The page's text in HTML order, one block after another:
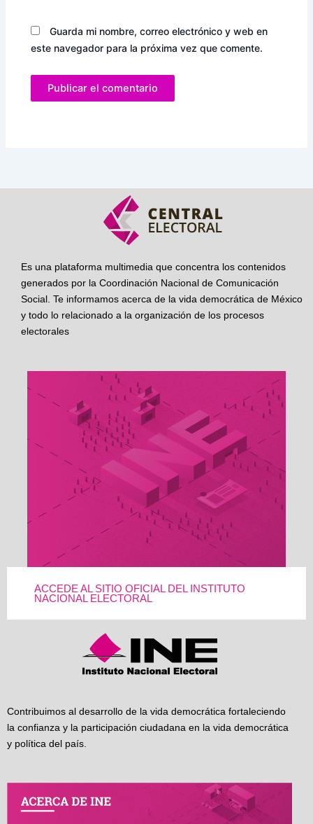
Guarda mi nombre, correo electrónico y web en
este navegador para la próxima vez que comente.
Es una plataforma multimedia que concentra los contenidos
generados por la Coordinación Nacional de Comunicación
Social. Te informamos acerca de la vida democrática de México
y todo lo relacionado a la organización de los procesos
electorales
ACCEDE AL SITIO OFICIAL DEL INSTITUTO
NACIONAL ELECTORAL
Contribuimos al desarrollo de la vida democrática fortaleciendo
la confianza y la participación ciudadana en la vida democrática
y política del país.